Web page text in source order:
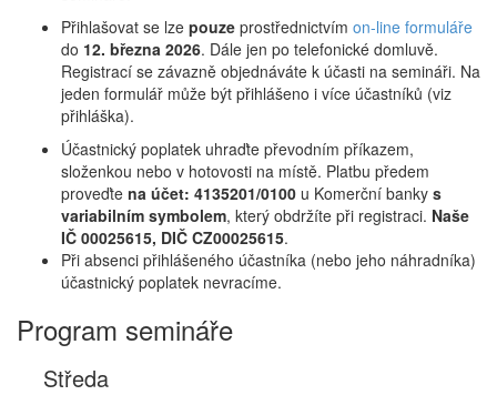
Přihlašovat se lze pouze prostřednictvím on-line formuláře
do 12. března 2026. Dále jen po telefonické domluvě.
Registrací se závazně objednáváte k účasti na semináři. Na
jeden formulář může být přihlášeno i více účastníků (viz
přihláška).
Účastnický poplatek uhraďte převodním příkazem,
složenkou nebo v hotovosti na místě. Platbu předem
proveďte na účet: 4135201/0100 u Komerční banky s
variabilním symbolem, který obdržíte při registraci. Naše
IČ 00025615, DIČ CZ00025615.
Při absenci přihlášeného účastníka (nebo jeho náhradníka)
účastnický poplatek nevracíme.
Program semináře
Středa